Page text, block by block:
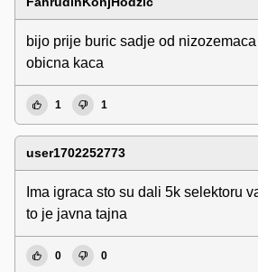
bijo prije buric sadje od
obicna kaca
1 1
user1702252773
Ima igraca sto su dali 5k selektoru
to je javna tajna
0 0